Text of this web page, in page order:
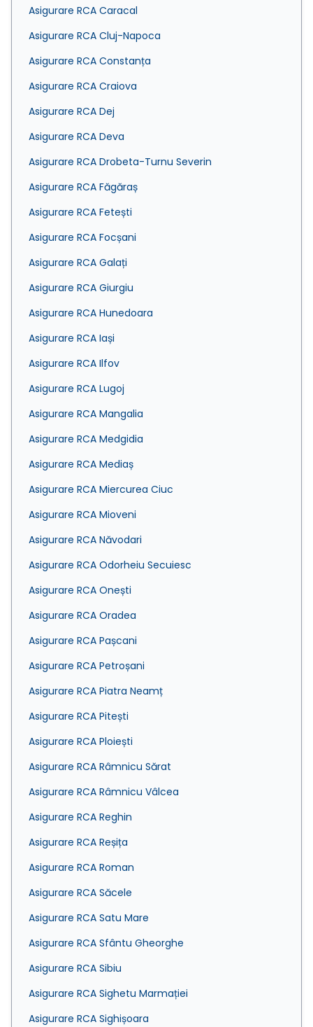
Asigurare RCA Caracal
Asigurare RCA Cluj-Napoca
Asigurare RCA Constanța
Asigurare RCA Craiova
Asigurare RCA Dej
Asigurare RCA Deva
Asigurare RCA Drobeta-Turnu Severin
Asigurare RCA Făgăraș
Asigurare RCA Fetești
Asigurare RCA Focșani
Asigurare RCA Galați
Asigurare RCA Giurgiu
Asigurare RCA Hunedoara
Asigurare RCA Iași
Asigurare RCA Ilfov
Asigurare RCA Lugoj
Asigurare RCA Mangalia
Asigurare RCA Medgidia
Asigurare RCA Mediaș
Asigurare RCA Miercurea Ciuc
Asigurare RCA Mioveni
Asigurare RCA Năvodari
Asigurare RCA Odorheiu Secuiesc
Asigurare RCA Onești
Asigurare RCA Oradea
Asigurare RCA Pașcani
Asigurare RCA Petroșani
Asigurare RCA Piatra Neamț
Asigurare RCA Pitești
Asigurare RCA Ploiești
Asigurare RCA Râmnicu Sărat
Asigurare RCA Râmnicu Vâlcea
Asigurare RCA Reghin
Asigurare RCA Reșița
Asigurare RCA Roman
Asigurare RCA Săcele
Asigurare RCA Satu Mare
Asigurare RCA Sfântu Gheorghe
Asigurare RCA Sibiu
Asigurare RCA Sighetu Marmației
Asigurare RCA Sighișoara